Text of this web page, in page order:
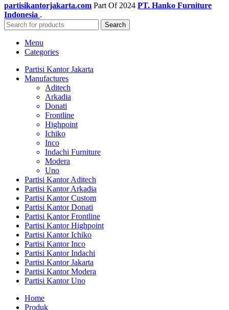
partisikantorjakarta.com Part Of 2024 PT. Hanko Furniture
Indonesia .
Search
Menu
Categories
Partisi Kantor Jakarta
Manufactures
Aditech
Arkadia
Donati
Frontline
Highpoint
Ichiko
Inco
Indachi Furniture
Modera
Uno
Partisi Kantor Aditech
Partisi Kantor Arkadia
Partisi Kantor Custom
Partisi Kantor Donati
Partisi Kantor Frontline
Partisi Kantor Highpoint
Partisi Kantor Ichiko
Partisi Kantor Inco
Partisi Kantor Indachi
Partisi Kantor Jakarta
Partisi Kantor Modera
Partisi Kantor Uno
Home
Produk